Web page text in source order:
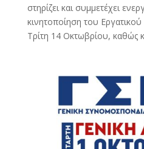
στηρίζει και συμμετέχει
κινητοποίηση του
Τρίτη 14 Οκτωβρίου, καθώς